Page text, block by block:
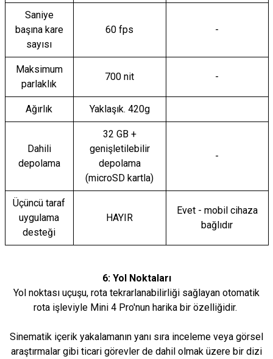
Saniye
başına kare
sayısı
60 fps -
Maksimum
parlaklık
700 nit -
Ağırlık Yaklaşık. 420g
Dahili
depolama
32 GB +
genişletilebilir
depolama
(microSD kartla)
-
Üçüncü taraf
uygulama
desteği
HAYIR
Evet - mobil cihaza
bağlıdır
6: Yol Noktaları
Yol noktası uçuşu, rota tekrarlanabilirliği sağlayan otomatik
rota işleviyle Mini 4 Pro'nun harika bir özelliğidir.
Sinematik içerik yakalamanın yanı sıra inceleme veya görsel
araştırmalar gibi ticari görevler de dahil olmak üzere bir dizi